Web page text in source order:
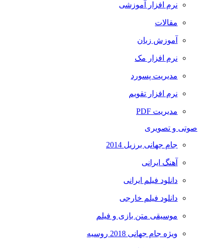
نرم افزار آموزشی
مقالات
آموزش زبان
نرم افزار مک
مدیریت پسورد
نرم افزار تقویم
مدیریت PDF
صوتی و تصویری
جام جهانی برزیل 2014
آهنگ ایرانی
دانلود فیلم ایرانی
دانلود فیلم خارجی
موسیقی متن بازی و فیلم
ویژه جام جهانی 2018 روسیه